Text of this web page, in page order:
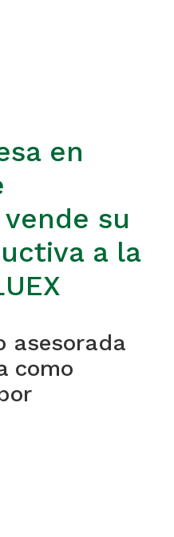
en
su
a la
asesorada
como